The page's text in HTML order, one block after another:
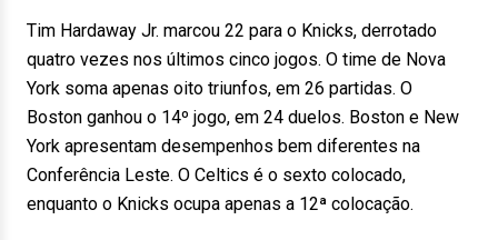
Tim Hardaway Jr. marcou 22 para o Knicks, derrotado
quatro vezes nos últimos cinco jogos. O time de Nova
York soma apenas oito triunfos, em 26 partidas. O
Boston ganhou o 14º jogo, em 24 duelos. Boston e New
York apresentam desempenhos bem diferentes na
Conferência Leste. O Celtics é o sexto colocado,
enquanto o Knicks ocupa apenas a 12ª colocação.